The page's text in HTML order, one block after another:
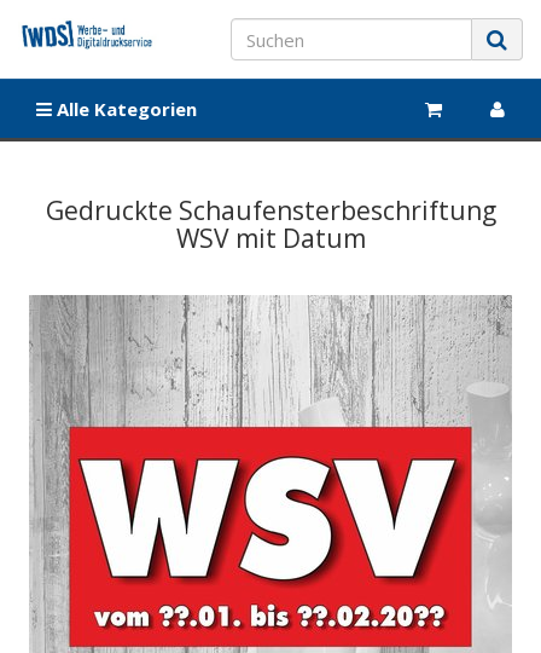
Alle Kategorien
Gedruckte Schaufensterbeschriftung
WSV mit Datum